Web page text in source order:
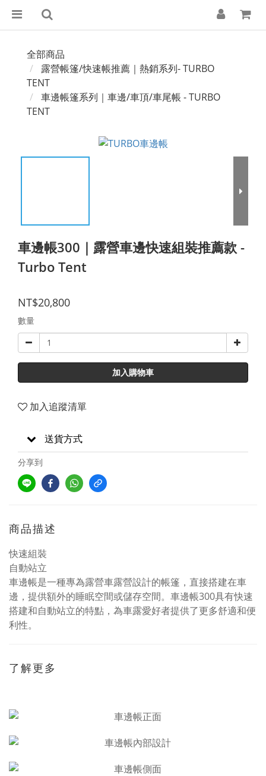
全部商品
露營帳篷/快速帳推薦｜熱銷系列- TURBO
TENT
車邊帳篷系列｜車邊/車頂/車尾帳 - TURBO
TENT
車邊帳300｜露營車邊快速組裝推薦款 -
Turbo Tent
NT$20,800
數量
加入購物車
加入追蹤清單
送貨方式
分享到
商品描述
快速組裝
自動站立
車邊帳是一種專為露營車露營設計的帳篷，直接搭建在車
邊，提供額外的睡眠空間或儲存空間。車邊帳300具有快速
搭建和自動站立的特點，為車露愛好者提供了更多舒適和便
利性。
了解更多